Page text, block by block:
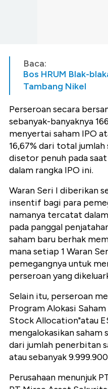
Baca:
Bos HRUM Blak-
Tambang Nikel
Perseroan secara
sebanyak-banyaknya
menyertai saham IPO
16,67% dari total
disetor penuh pada
dalam rangka IPO ini.
Waran Seri I diberikan
insentif bagi para
namanya tercatat
pada panggal
saham baru berhak
mana setiap 1 Waran
pemegangnya untuk
perseroan yang
Selain itu, perseroan
Program Alokasi
Stock Allocation"atau
mengalokasikan saham
dari jumlah penerbitan
atau sebanyak
Perusahaan menunjuk